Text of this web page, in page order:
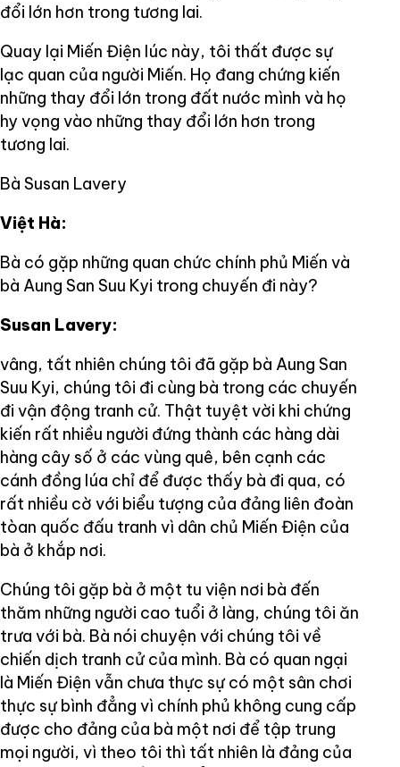
đổi lớn hơn trong tương lai.
Quay lại Miến Điện lúc này, tôi thất được sự
lạc quan của người Miến. Họ đang chứng kiến
những thay đổi lớn trong đất nước mình và họ
hy vọng vào những thay đổi lớn hơn trong
tương lai.
Bà Susan Lavery
Việt Hà:
Bà có gặp những quan chức chính phủ Miến và
bà Aung San Suu Kyi trong chuyến đi này?
Susan Lavery:
vâng, tất nhiên chúng tôi đã gặp bà Aung San
Suu Kyi, chúng tôi đi cùng bà trong các chuyến
đi vận động tranh cử. Thật tuyệt vời khi chứng
kiến rất nhiều người đứng thành các hàng dài
hàng cây số ở các vùng quê, bên cạnh các
cánh đồng lúa chỉ để được thấy bà đi qua, có
rất nhiều cờ với biểu tượng của đảng liên đoàn
tòan quốc đấu tranh vì dân chủ Miến Điện của
bà ở khắp nơi.
Chúng tôi gặp bà ở một tu viện nơi bà đến
thăm những người cao tuổi ở làng, chúng tôi ăn
trưa với bà. Bà nói chuyện với chúng tôi về
chiến dịch tranh cử của mình. Bà có quan ngại
là Miến Điện vẫn chưa thực sự có một sân chơi
thực sự bình đẳng vì chính phủ không cung cấp
được cho đảng của bà một nơi để tập trung
mọi người, vì theo tôi thì tất nhiên là đảng của